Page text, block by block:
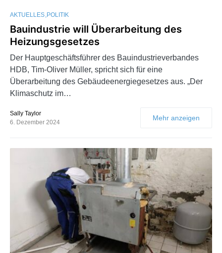
AKTUELLES POLITIK
Bauindustrie will Überarbeitung des
Heizungsgesetzes
Der Hauptgeschäftsführer des Bauindustrieverbandes
HDB, Tim-Oliver Müller, spricht sich für eine
Überarbeitung des Gebäudeenergiegesetzes aus. „Der
Klimaschutz im…
Sally Taylor
6. Dezember 2024
Mehr anzeigen